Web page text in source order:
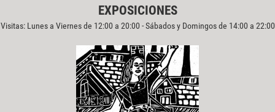
EXPOSICIONES
Visitas: Lunes a Viernes de 12:00 a 20:00 - Sábados y Domingos de 14:00 a 22:00